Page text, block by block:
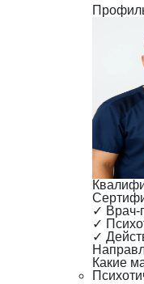
✓ Врач-
✓
✓
Какие